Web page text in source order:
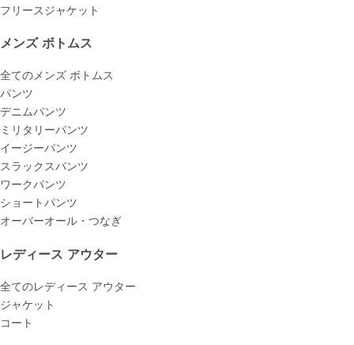
フリースジャケット
メンズ ボトムス
全てのメンズ ボトムス
パンツ
デニムパンツ
ミリタリーパンツ
イージーパンツ
スラックスパンツ
ワークパンツ
ショートパンツ
オーバーオール・つなぎ
レディース アウター
全てのレディース アウター
ジャケット
コート